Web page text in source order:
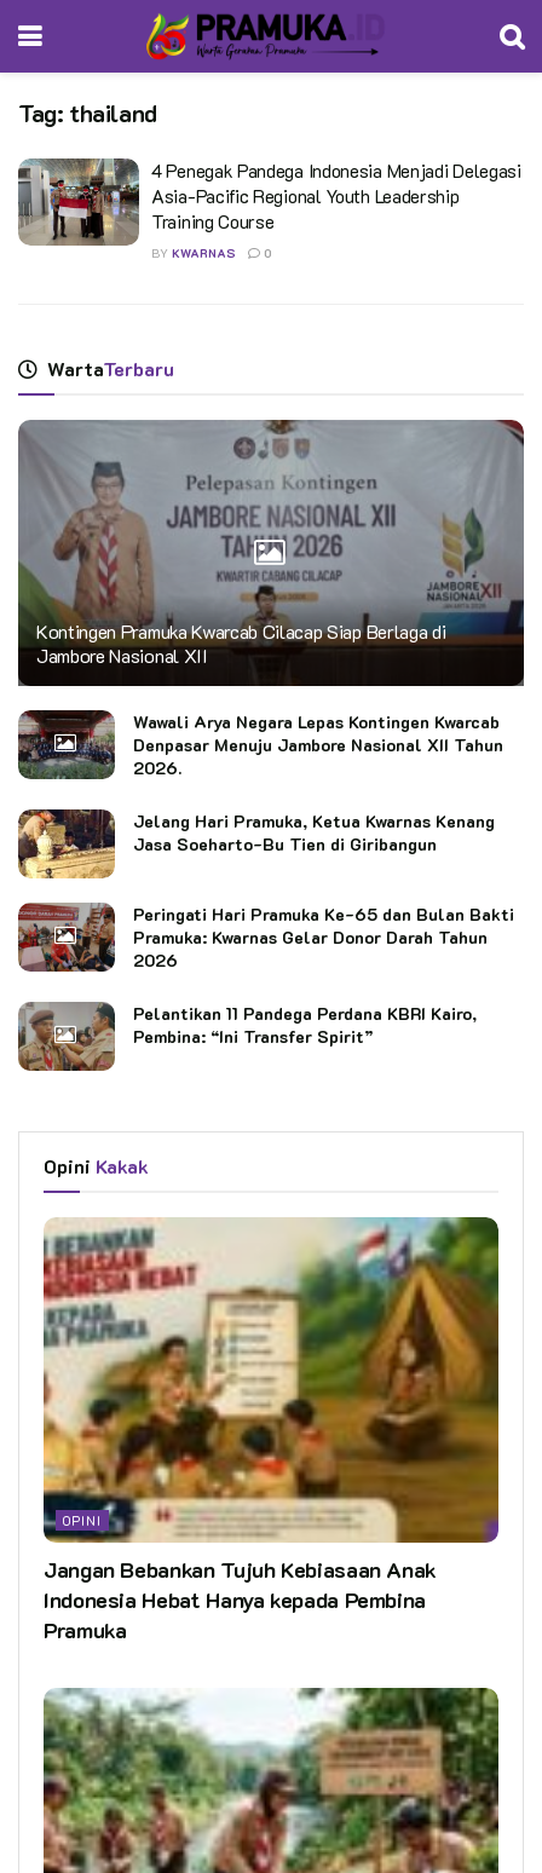
Tag: thailand
4 Penegak Pandega Indonesia Menjadi Delegasi
Asia-Pacific Regional Youth Leadership
Training Course
BY KWARNAS 0
WartaTerbaru
Kontingen Pramuka Kwarcab Cilacap Siap Berlaga di
Jambore Nasional XII
Wawali Arya Negara Lepas Kontingen Kwarcab
Denpasar Menuju Jambore Nasional XII Tahun
2026.
Jelang Hari Pramuka, Ketua Kwarnas Kenang
Jasa Soeharto-Bu Tien di Giribangun
Peringati Hari Pramuka Ke-65 dan Bulan Bakti
Pramuka: Kwarnas Gelar Donor Darah Tahun
2026
Pelantikan 11 Pandega Perdana KBRI Kairo,
Pembina: “Ini Transfer Spirit”
Opini Kakak
OPINI
Jangan Bebankan Tujuh Kebiasaan Anak
Indonesia Hebat Hanya kepada Pembina
Pramuka